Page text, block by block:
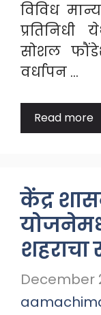
विविध
सोशल
वर्धापन …
Read more
केंद्र
December